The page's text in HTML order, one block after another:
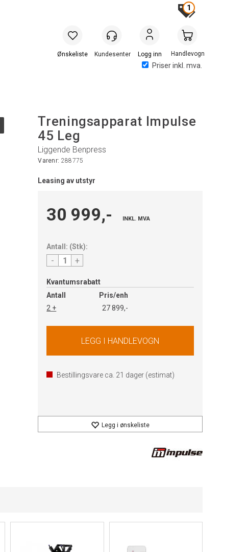
Priser inkl. mva.
Logg inn Handlevogn
1
Treningsapparat Impulse
45 Leg
Liggende Benpress
Varenr: 288775
Leasing av utstyr
30 999,- INKL. MVA
Antall: (Stk):
- +
Kvantumsrabatt
Antall
Pris/enh
2 +
27 899,-
Bestillingsvare ca. 21 dager (estimat)
Legg i ønskeliste